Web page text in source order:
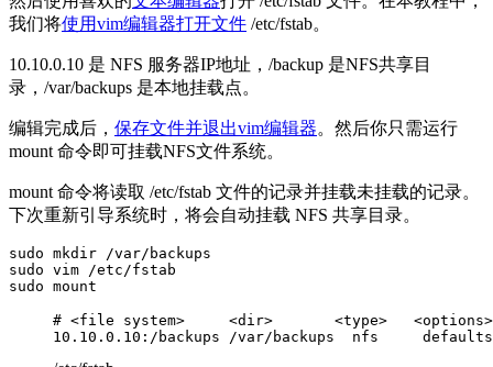
我们将使用vim编辑器打开文件 /etc/fstab。
10.10.0.10 是 NFS 服务器IP地址，/backup 是NFS共享目
录，/var/backups 是本地挂载点。
编辑完成后， 保存文件并退出vim编辑器。然后你只需运行
mount 命令即可挂载NFS文件系统。
mount 命令将读取 /etc/fstab 文件的记录并挂载未挂载的记录。
下次重新引导系统时，将会自动挂载 NFS 共享目录。
sudo mkdir /var/backups
sudo vim /etc/fstab
sudo mount
# <file system>     <dir>       <type>   <options>
10.10.0.10:/backups /var/backups  nfs